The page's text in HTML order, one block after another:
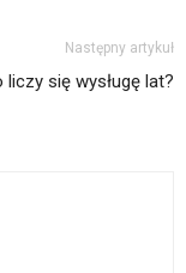
Następny artykuł
liczy się wysługę lat?